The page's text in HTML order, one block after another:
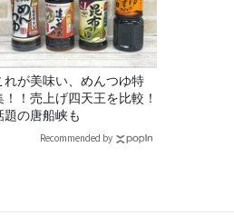
れが美味い、めんつゆ特
！！売上げ四天王を比較！
題の唐船峡も
Recommended by